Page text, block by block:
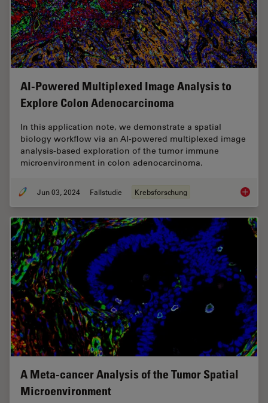
AI-Powered Multiplexed Image Analysis to
Explore Colon Adenocarcinoma
In this application note, we demonstrate a spatial
biology workflow via an AI-powered multiplexed image
analysis-based exploration of the tumor immune
microenvironment in colon adenocarcinoma.
Jun 03, 2024 Fallstudie Krebsforschung AI-
A Meta-cancer Analysis of the Tumor Spatial
Microenvironment